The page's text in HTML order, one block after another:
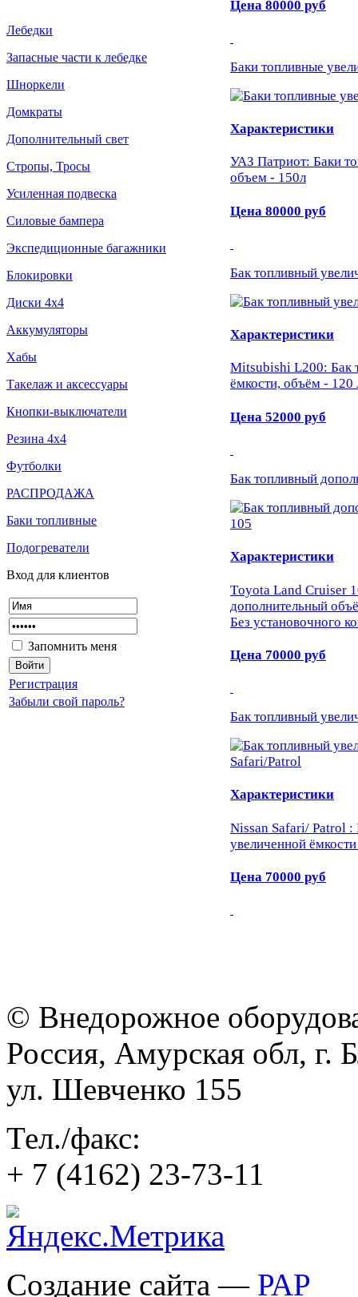
Лебедки
Запасные части к лебедке
Шноркели
Домкраты
Дополнительный свет
Стропы, Тросы
Усиленная подвеска
Силовые бампера
Экспедиционные багажники
Блокировки
Диски 4х4
Аккумуляторы
Хабы
Такелаж и аксессуары
Кнопки-выключатели
Резина 4х4
Футболки
РАСПРОДАЖА
Баки топливные
Подогреватели
Вход для клиентов
Запомнить меня
Регистрация
Забыли свой пароль?
Цена 80000 руб
Баки топливные
Характеристики
УАЗ Патриот: Баки
объем - 150л
Цена 80000 руб
Бак топливный
Характеристики
Mitsubishi L200: Бак
ёмкости, объём - 120
Цена 52000 руб
Бак топливный
Характеристики
Тoyota Land Cruiser
дополнительный
Без установочного
Цена 70000 руб
Бак топливный
Характеристики
Nissan Safari/ Patrol :
увеличенной
Цена 70000 руб
© Внедорожное
Россия, Амурская обл, г.
ул. Шевченко 155
Тел./факс:
+ 7 (4162) 23-73-11
Создание сайта — РАР